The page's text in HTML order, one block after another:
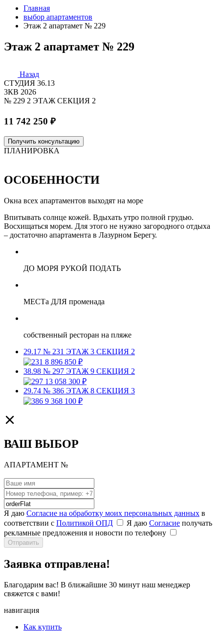
Главная
выбор апартаментов
Этаж 2 апартамет № 229
Этаж 2 апартамет № 229
Назад
СТУДИЯ 36.13
3КВ 2026
№ 229 2 ЭТАЖ СЕКЦИЯ 2
11 742 250 ₽
Получить консультацию
ПЛАНИРОВКА
ОСОБЕННОСТИ
Окна всех апартаментов выходят на море
Впитывать солнце кожей. Вдыхать утро полной грудью.
Восхищаться морем. Для этого не нужно загородного отдыха
– достаточно апартамента в Лазурном Берегу.
ДО МОРЯ РУКОЙ ПОДАТЬ
МЕСТа ДЛЯ променада
собственный ресторан на пляже
29.17 № 231 ЭТАЖ 3 СЕКЦИЯ 2
8 896 850 ₽
38.98 № 297 ЭТАЖ 9 СЕКЦИЯ 2
13 058 300 ₽
29.74 № 386 ЭТАЖ 8 СЕКЦИЯ 3
9 368 100 ₽
ВАШ ВЫБОР
АПАРТАМЕНТ №
Я даю Согласие на обработку моих персональных данных в
соответствии с Политикой ОПД Я даю Согласие получать
рекламные предложения и новости по телефону
Отправить
Заявка отправлена!
Благодарим вас! В ближайшие 30 минут наш менеджер
свяжется с вами!
навигация
Как купить